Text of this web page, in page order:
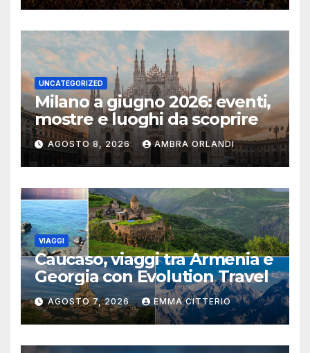
UNCATEGORIZED
Milano a giugno 2026: eventi,
mostre e luoghi da scoprire
AGOSTO 8, 2026 AMBRA ORLANDI
VIAGGI
Caucaso, viaggi tra Armenia e
Georgia con Evolution Travel
AGOSTO 7, 2026 EMMA CITTERIO